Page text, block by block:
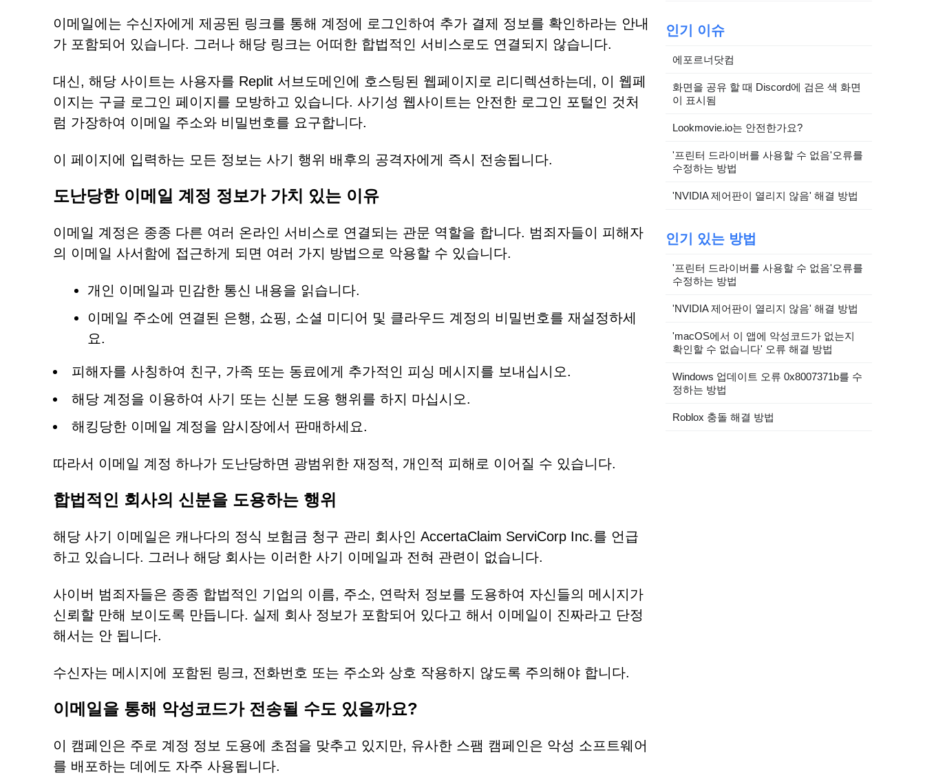
이메일에는 수신자에게 제공된 링크를 통해 계정에 로그인하여 추가 결제 정보를 확인하라는 안내
가 포함되어 있습니다. 그러나 해당 링크는 어떠한 합법적인 서비스로도 연결되지 않습니다.
대신, 해당 사이트는 사용자를 Replit 서브도메인에 호스팅된 웹페이지로 리디렉션하는데, 이 웹페
이지는 구글 로그인 페이지를 모방하고 있습니다. 사기성 웹사이트는 안전한 로그인 포털인 것처
럼 가장하여 이메일 주소와 비밀번호를 요구합니다.
이 페이지에 입력하는 모든 정보는 사기 행위 배후의 공격자에게 즉시 전송됩니다.
도난당한 이메일 계정 정보가 가치 있는 이유
이메일 계정은 종종 다른 여러 온라인 서비스로 연결되는 관문 역할을 합니다. 범죄자들이 피해자
의 이메일 사서함에 접근하게 되면 여러 가지 방법으로 악용할 수 있습니다.
개인 이메일과 민감한 통신 내용을 읽습니다.
이메일 주소에 연결된 은행, 쇼핑, 소셜 미디어 및 클라우드 계정의 비밀번호를 재설정하세
요.
피해자를 사칭하여 친구, 가족 또는 동료에게 추가적인 피싱 메시지를 보내십시오.
해당 계정을 이용하여 사기 또는 신분 도용 행위를 하지 마십시오.
해킹당한 이메일 계정을 암시장에서 판매하세요.
따라서 이메일 계정 하나가 도난당하면 광범위한 재정적, 개인적 피해로 이어질 수 있습니다.
합법적인 회사의 신분을 도용하는 행위
해당 사기 이메일은 캐나다의 정식 보험금 청구 관리 회사인 AccertaClaim ServiCorp Inc.를 언급
하고 있습니다. 그러나 해당 회사는 이러한 사기 이메일과 전혀 관련이 없습니다.
사이버 범죄자들은 종종 합법적인 기업의 이름, 주소, 연락처 정보를 도용하여 자신들의 메시지가
신뢰할 만해 보이도록 만듭니다. 실제 회사 정보가 포함되어 있다고 해서 이메일이 진짜라고 단정
해서는 안 됩니다.
수신자는 메시지에 포함된 링크, 전화번호 또는 주소와 상호 작용하지 않도록 주의해야 합니다.
이메일을 통해 악성코드가 전송될 수도 있을까요?
이 캠페인은 주로 계정 정보 도용에 초점을 맞추고 있지만, 유사한 스팸 캠페인은 악성 소프트웨어
를 배포하는 데에도 자주 사용됩니다.
인기 이슈
에포르너닷컴
화면을 공유 할 때 Discord에 검은 색 화면
이 표시됨
Lookmovie.io는 안전한가요?
'프린터 드라이버를 사용할 수 없음'오류를
수정하는 방법
'NVIDIA 제어판이 열리지 않음' 해결 방법
인기 있는 방법
'프린터 드라이버를 사용할 수 없음'오류를
수정하는 방법
'NVIDIA 제어판이 열리지 않음' 해결 방법
'macOS에서 이 앱에 악성코드가 없는지
확인할 수 없습니다' 오류 해결 방법
Windows 업데이트 오류 0x8007371b를 수
정하는 방법
Roblox 충돌 해결 방법